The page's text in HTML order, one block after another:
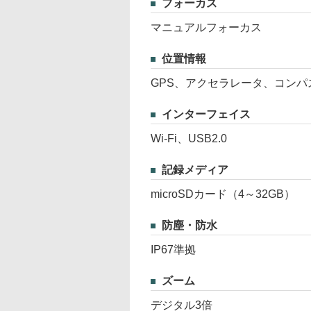
フォーカス
マニュアルフォーカス
位置情報
GPS、アクセラレータ、コンパ
インターフェイス
Wi-Fi、USB2.0
記録メディア
microSDカード（4～32GB）
防塵・防水
IP67準拠
ズーム
デジタル3倍